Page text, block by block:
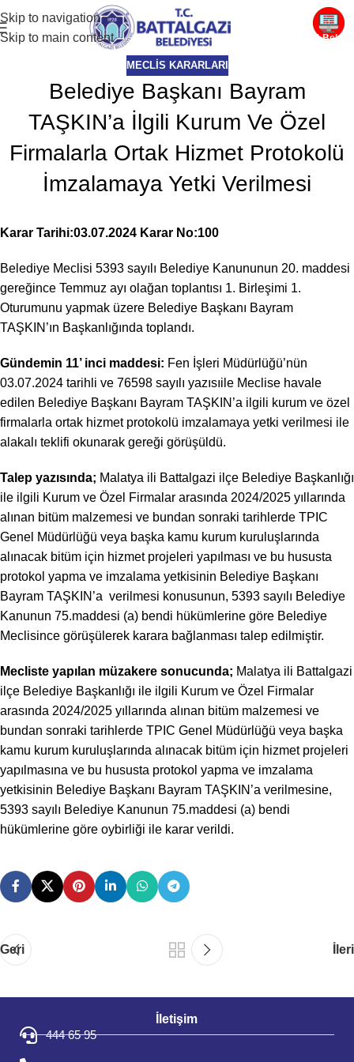
Skip to navigation
Skip to main content
E-
MECLIS KARARLARI
Belediye Başkanı Bayram
TAŞKIN’a İlgili Kurum Ve Özel
Firmalarla Ortak Hizmet Protokolü
İmzalamaya Yetki Verilmesi
Karar Tarihi:03.07.2024 Karar No:100
Belediye Meclisi 5393 sayılı Belediye Kanununun 20. maddesi
gereğince Temmuz ayı olağan toplantısı 1. Birleşimi 1.
Oturumunu yapmak üzere Belediye Başkanı Bayram
TAŞKIN’ın Başkanlığında toplandı.
Gündemin 11’ inci maddesi: Fen İşleri Müdürlüğü’nün
03.07.2024 tarihli ve 76598 sayılı yazısıile Meclise havale
edilen Belediye Başkanı Bayram TAŞKIN’a ilgili kurum ve özel
firmalarla ortak hizmet protokolü imzalamaya yetki verilmesi ile
alakalı teklifi okunarak gereği görüşüldü.
Talep yazısında; Malatya ili Battalgazi ilçe Belediye Başkanlığı
ile ilgili Kurum ve Özel Firmalar arasında 2024/2025 yıllarında
alınan bitüm malzemesi ve bundan sonraki tarihlerde TPIC
Genel Müdürlüğü veya başka kamu kurum kuruluşlarında
alınacak bitüm için hizmet projeleri yapılması ve bu hususta
protokol yapma ve imzalama yetkisinin Belediye Başkanı
Bayram TAŞKIN’a verilmesi konusunun, 5393 sayılı Belediye
Kanunun 75.maddesi (a) bendi hükümlerine göre Belediye
Meclisince görüşülerek karara bağlanması talep edilmiştir.
Mecliste yapılan müzakere sonucunda; Malatya ili Battalgazi
ilçe Belediye Başkanlığı ile ilgili Kurum ve Özel Firmalar
arasında 2024/2025 yıllarında alınan bitüm malzemesi ve
bundan sonraki tarihlerde TPIC Genel Müdürlüğü veya başka
kamu kurum kuruluşlarında alınacak bitüm için hizmet projeleri
yapılmasına ve bu hususta protokol yapma ve imzalama
yetkisinin Belediye Başkanı Bayram TAŞKIN’a verilmesine,
5393 sayılı Belediye Kanunun 75.maddesi (a) bendi
hükümlerine göre oybirliği ile karar verildi.
Geri İleri
İletişim
444 65 95